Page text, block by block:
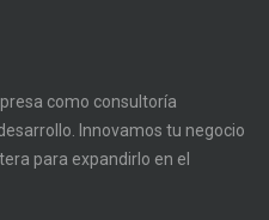
como consultoría
Innovamos tu negocio
para expandirlo en el